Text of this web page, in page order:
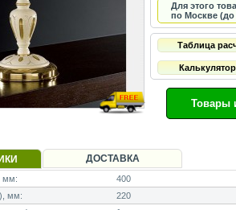
Для этого
по Москве
Таблица
Товары
ДОСТАВКА
мм:
400
мм:
220